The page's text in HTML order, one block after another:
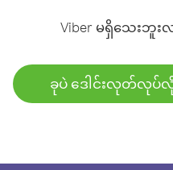
Viber မရှိသေးဘူးလ
ခုပဲ ဒေါင်းလုတ်လုပ်